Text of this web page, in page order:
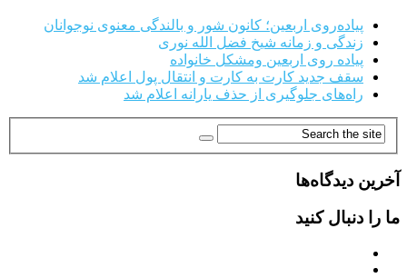
پیاده‌روی اربعین؛ کانون شور و بالندگی معنوی نوجوانان
زندگی و زمانه شیخ فضل الله نوری
پیاده روی اربعین ومشکل خانواده
سقف جدید کارت به کارت و انتقال پول اعلام شد
راه‌های جلوگیری از حذف یارانه اعلام شد
آخرین دیدگاه‌ها
ما را دنبال کنید